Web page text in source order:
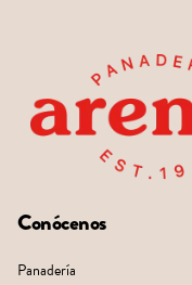
Conócenos
Panadería